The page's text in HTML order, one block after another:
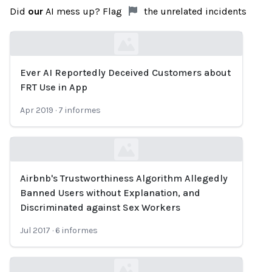
Did our AI mess up? Flag the unrelated incidents
Loading...
Ever AI Reportedly Deceived Customers about
FRT Use in App
Apr 2019 · 7 informes
Loading...
Airbnb's Trustworthiness Algorithm Allegedly
Banned Users without Explanation, and
Discriminated against Sex Workers
Jul 2017 · 6 informes